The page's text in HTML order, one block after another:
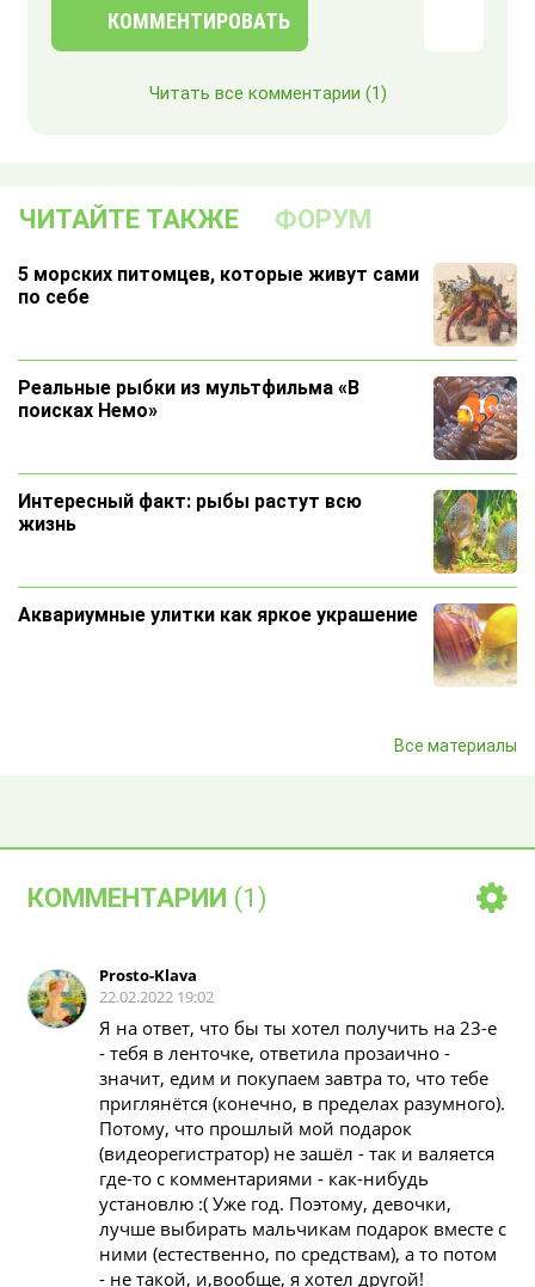
КОММЕНТИРОВАТЬ
Читать все комментарии (1)
ЧИТАЙТЕ ТАКЖЕ ФОРУМ
5 морских питомцев, которые живут сами
по себе
Реальные рыбки из мультфильма «В
поисках Немо»
Интересный факт: рыбы растут всю
жизнь
Аквариумные улитки как яркое украшение
Почему нельзя погладить аквариумных
Болезни аквариумных рыбок неонов
Это он — аквариумный неон!
Все материалы
КОММЕНТАРИИ (1)
Prosto-Klava
22.02.2022 19:02
Я на ответ, что бы ты хотел получить на 23-е
- тебя в ленточке, ответила прозаично -
значит, едим и покупаем завтра то, что тебе
приглянётся (конечно, в пределах разумного).
Потому, что прошлый мой подарок
(видеорегистратор) не зашёл - так и валяется
где-то с комментариями - как-нибудь
установлю :( Уже год. Поэтому, девочки,
лучше выбирать мальчикам подарок вместе с
ними (естественно, по средствам), а то потом
- не такой, и,вообще, я хотел другой!